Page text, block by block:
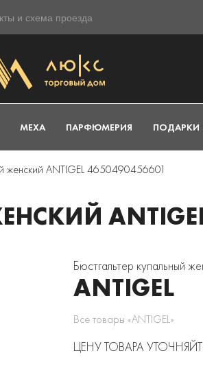
и схема проезда
МЕХА ПАРФЮМЕРИЯ ПОДАРКИ
женский ANTIGEL 4650490456601
Бюстгальтер купальный
ANTIGEL
Все товары «ANTIGEL»
ЦЕНУ ТОВАРА